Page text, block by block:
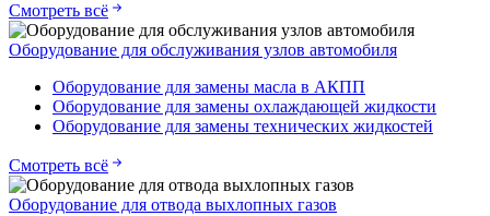
Смотреть всё
Оборудование для обслуживания узлов автомобиля
Оборудование для замены масла в АКПП
Оборудование для замены охлаждающей жидкости
Оборудование для замены технических жидкостей
Смотреть всё
Оборудование для отвода выхлопных газов